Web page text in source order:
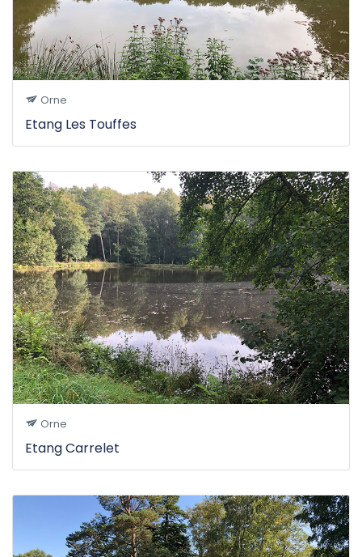
Orne
Etang Les Touffes
Orne
Etang Carrelet